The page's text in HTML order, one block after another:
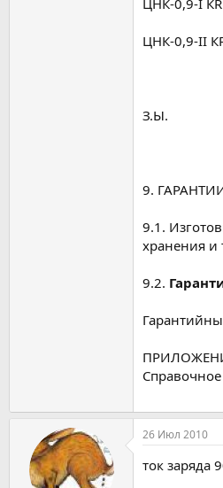
ЦНК-0,9-II
З.Ы.
9.
9.1.
хранения и
9.2.
Справочное
26 Июл 2010
ток заряда